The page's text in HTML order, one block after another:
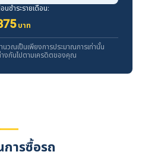
นชำระรายเดือน:
บาท
วณเป็นเพียงการประมาณการเท่านั้น
งกันไปตามเครดิตของคุณ
ารซื้อรถ